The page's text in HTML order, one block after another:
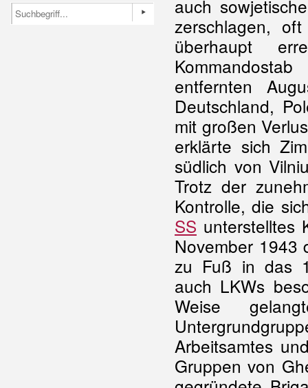
auch
zerschlagen,
überhaupt
entfernten
Deutschland,
mit großen
erklärte sich
südlich von
Trotz der
Kontrolle, die
SS unterstelltes
November 1943
zu Fuß in das
auch LKWs
Weise
Arbeitsamtes
Gruppen von